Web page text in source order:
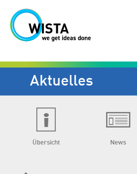
Aktuelles
Übersicht News